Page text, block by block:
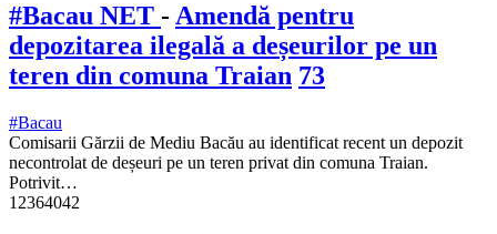
#Bacau NET -Amendă pentru
depozitarea ilegală a deșeurilor pe un
teren din comuna Traian 73
#Bacau
Comisarii Gărzii de Mediu Bacău au identificat recent un depozit
necontrolat de deșeuri pe un teren privat din comuna Traian.
Potrivit…
12364042